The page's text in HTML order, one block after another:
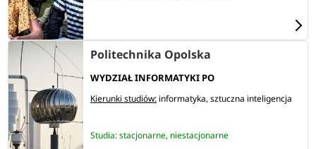
Politechnika Opolska
WYDZIAŁ INFORMATYKI PO
Kierunki studiów: informatyka sztuczna inteligencja
Studia: stacjonarne, niestacjonarne